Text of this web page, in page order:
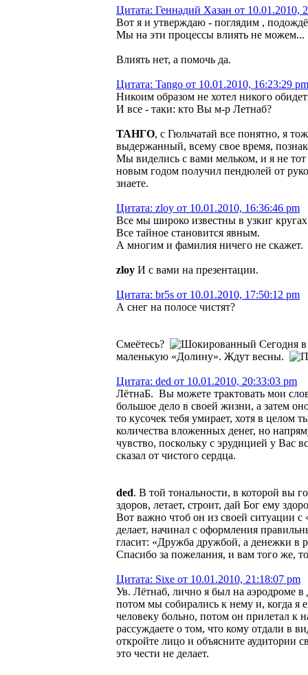
Цитата: Геннадий Хазан от 10.01.2010,
Вот я и утверждаю - поглядим ,
Мы на эти процессы влиять не можем...
Влиять нет, а помочь да.
Цитата: Tango от 10.01.2010, 16:23:29 pm
Никоим образом не хотел никого
И все - таки: кто Вы м-р Летнаб?
ТАНГО, с Гюльчатай все понятно, я
выдержанный, всему свое время,
Мы виделись с вами мельком, и я не
новым годом получил пендюлей от
знаете.
Цитата: zloy от 10.01.2010, 16:36:46 pm
Все мы широко известны в узкиг
Все тайное становится явным.
А многим и фамилия ничего не скажет.
zloy И с вами на презентации.
Цитата: br5s от 10.01.2010, 17:50:12 pm
А снег на полосе чистят?
Смеётесь?
Сегодня
маленькую «Долину». Ждут весны.
Цитата: ded от 10.01.2010, 20:33:03 pm
ЛётнаБ. Вы можете трактовать мои
большое дело в своей жизни, а затем
то кусочек тебя умирает, хотя в целом
количества вложенных денег, но
чувство, поскольку с эрудицией у Вас
сказал от чистого сердца.
ded. В той тональности, в которой вы
здоров, летает, строит, дай Бог ему
Вот важно чтоб он из своей ситуации
делает, начинал с оформления
гласит: «Дружба дружбой, а денежки в
Спасибо за пожелания, и вам того же,
Цитата: Sixe от 10.01.2010, 21:18:07 pm
Ув. Лётнаб, лично я был на аэродроме
потом мы собирались к нему и, когда я
человеку больно, потом он прилетал к
рассуждаете о том, что кому отдали в
откройте лицо и объясните аудитории
это чести не делает.